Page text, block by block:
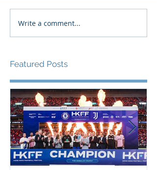
Write a comment...
Featured Posts